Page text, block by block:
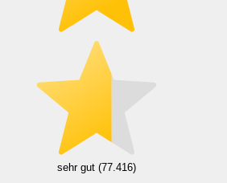
sehr gut (77.416)